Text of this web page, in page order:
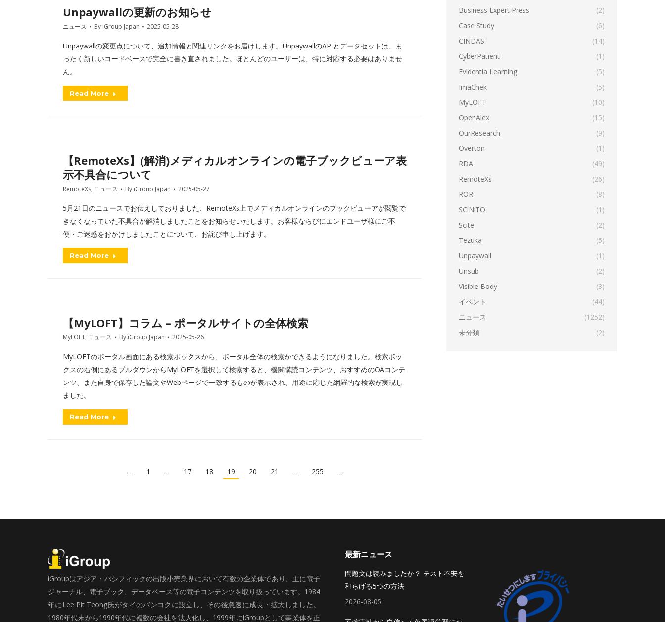
Unpaywallの更新のお知らせ
ニュース By iGroup Japan 2025-05-28
Unpaywallの変更点について、追加情報と関連リンクをお届けします。UnpaywallのAPIとデータセットは、ま
ったく新しいコードベースで完全に書き直されました。ほとんどのユーザーは、特に対応する必要はありませ
ん。
Read More
【RemoteXs】(解消)メディカルオンラインの電子ブックビューア表
示不具合について
RemoteXs, ニュース By iGroup Japan 2025-05-27
5月21日のニュースでお伝えしておりました、RemoteXs上でメディカルオンラインのブックビューアが閲覧で
きなくなっていた不具合が解消しましたことをお知らせいたします。お客様ならびにエンドユーザ様にご不
便・ご迷惑をおかけしましたことについて、お詫び申し上げます。
Read More
【MyLOFT】コラム – ポータルサイトの全体検索
MyLOFT, ニュース By iGroup Japan 2025-05-26
MyLOFTのポータル画面にある検索ボックスから、ポータル全体の検索ができるようになりました。検索ボッ
クスの右側にあるプルダウンからMyLOFTを選択して検索すると、機関購読コンテンツ、おすすめのOAコンテ
ンツ、また自身で保存した論文やWebページで一致するものが表示され、用途に応じた網羅的な検索が実現し
ました。
Read More
← 1 … 17 18 19 20 21 … 255 →
Business Expert Press
(2)
Case Study
(6)
CINDAS
(14)
CyberPatient
(1)
Evidentia Learning
(5)
ImaChek
(5)
MyLOFT
(10)
OpenAlex
(15)
OurResearch
(9)
Overton
(1)
RDA
(49)
RemoteXs
(26)
ROR
(8)
SCiNiTO
(1)
Scite
(2)
Tezuka
(5)
Unpaywall
(1)
Unsub
(2)
Visible Body
(3)
イベント
(44)
ニュース
(1252)
未分類
(2)
iGroupはアジア・パシフィックの出版小売業界において有数の企業体であり、主に電子
ジャーナル、電子ブック、データベース等の電子コンテンツを取り扱っています。1984
年にLee Pit Teong氏がタイのバンコクに設立し、その後急速に成長・拡大しました。
1980年代末から1990年代に複数の会社を法人化し、1999年にiGroupとして事業体を正
最新ニュース
問題文は読みましたか？ テスト不安を
和らげる5つの方法
2026-08-05